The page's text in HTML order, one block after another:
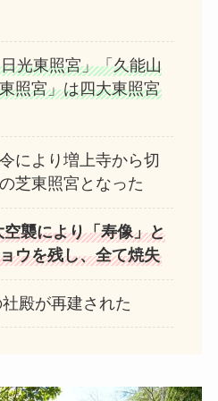
光東照宮」「久能山
照宮」は四大東照宮
により増上寺から切
芝東照宮となった
襲により「寿像」と
ウを残し、全て焼失
殿が再建された